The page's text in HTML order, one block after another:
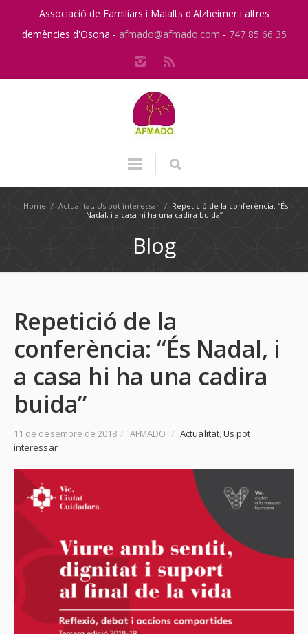
Associació de Familiars i Malalts d'Alzheimer i altres
demències d'Osona - afmado@afmado.com - 747 85 66 35
Home / Actualitat, Us pot interessar / Repetició de la conferència: “És
Nadal, i a casa hi ha una cadira buida”
Blog
Repetició de la
conferència: “És Nadal, i
a casa hi ha una cadira
buida”
11 de desembre de 2018 / AFMADO / Actualitat,Us pot
interessar